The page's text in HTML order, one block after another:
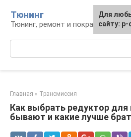
контенту
Тюнинг
Тюнинг, ремонт и покраска
Главная » Трансмиссия
Как выбрать редуктор
бывают и какие лучше
Для
сайту: p-